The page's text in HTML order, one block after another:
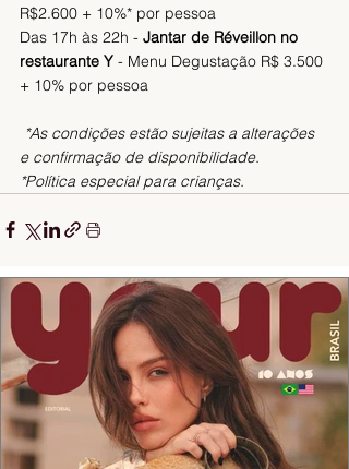
R$2.600 + 10%* por pessoa
Das 17h às 22h - Jantar de Réveillon no
restaurante Y - Menu Degustação R$ 3.500
+ 10% por pessoa
*As condições estão sujeitas a alterações
e confirmação de disponibilidade.
*Política especial para crianças.